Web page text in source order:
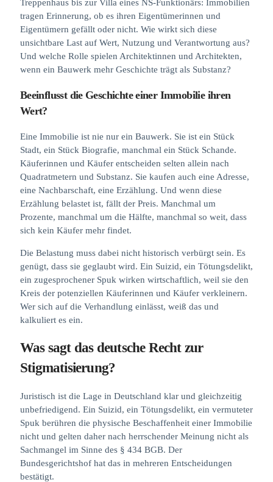
Treppenhaus bis zur Villa eines NS-Funktionärs: Immobilien
tragen Erinnerung, ob es ihren Eigentümerinnen und
Eigentümern gefällt oder nicht. Wie wirkt sich diese
unsichtbare Last auf Wert, Nutzung und Verantwortung aus?
Und welche Rolle spielen Architektinnen und Architekten,
wenn ein Bauwerk mehr Geschichte trägt als Substanz?
Beeinflusst die Geschichte einer Immobilie ihren
Wert?
Eine Immobilie ist nie nur ein Bauwerk. Sie ist ein Stück
Stadt, ein Stück Biografie, manchmal ein Stück Schande.
Käuferinnen und Käufer entscheiden selten allein nach
Quadratmetern und Substanz. Sie kaufen auch eine Adresse,
eine Nachbarschaft, eine Erzählung. Und wenn diese
Erzählung belastet ist, fällt der Preis. Manchmal um
Prozente, manchmal um die Hälfte, manchmal so weit, dass
sich kein Käufer mehr findet.
Die Belastung muss dabei nicht historisch verbürgt sein. Es
genügt, dass sie geglaubt wird. Ein Suizid, ein Tötungsdelikt,
ein zugesprochener Spuk wirken wirtschaftlich, weil sie den
Kreis der potenziellen Käuferinnen und Käufer verkleinern.
Wer sich auf die Verhandlung einlässt, weiß das und
kalkuliert es ein.
Was sagt das deutsche Recht zur
Stigmatisierung?
Juristisch ist die Lage in Deutschland klar und gleichzeitig
unbefriedigend. Ein Suizid, ein Tötungsdelikt, ein vermuteter
Spuk berühren die physische Beschaffenheit einer Immobilie
nicht und gelten daher nach herrschender Meinung nicht als
Sachmangel im Sinne des § 434 BGB. Der
Bundesgerichtshof hat das in mehreren Entscheidungen
bestätigt.